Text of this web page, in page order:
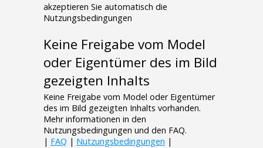
akzeptieren Sie automatisch die
Nutzungsbedingungen
Keine Freigabe vom Model
oder Eigentümer des im Bild
gezeigten Inhalts
Keine Freigabe vom Model oder Eigentümer
des im Bild gezeigten Inhalts vorhanden.
Mehr informationen in den
Nutzungsbedingungen und den FAQ.
| FAQ | Nutzungsbedingungen |